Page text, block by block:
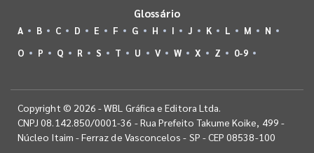
Glossário
A B C D E F G H I J K L M
N
O
P Q R S T U V W X Z 0-9
Copyright © 2026 - WBL Gráfica e Editora Ltda.
CNPJ 08.142.850/0001-36 - Rua Prefeito Takume Koike, 499 -
Núcleo Itaim - Ferraz de Vasconcelos - SP - CEP 08538-100